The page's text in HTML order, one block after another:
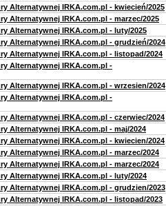
Alternatywnej IRKA.com.pl - kwiecień/2025
Alternatywnej IRKA.com.pl - marzec/2025
Alternatywnej IRKA.com.pl - luty/2025
Alternatywnej IRKA.com.pl - grudzień/2024
Alternatywnej IRKA.com.pl - listopad/2024
Alternatywnej IRKA.com.pl -
Alternatywnej IRKA.com.pl - wrzesien/2024
Alternatywnej IRKA.com.pl -
Alternatywnej IRKA.com.pl - czerwiec/2024
Alternatywnej IRKA.com.pl - maj/2024
Alternatywnej IRKA.com.pl - kwiecien/2024
Alternatywnej IRKA.com.pl - marzec/2024
Alternatywnej IRKA.com.pl - marzec/2024
Alternatywnej IRKA.com.pl - luty/2024
Alternatywnej IRKA.com.pl - grudzien/2023
Alternatywnej IRKA.com.pl - listopad/2023